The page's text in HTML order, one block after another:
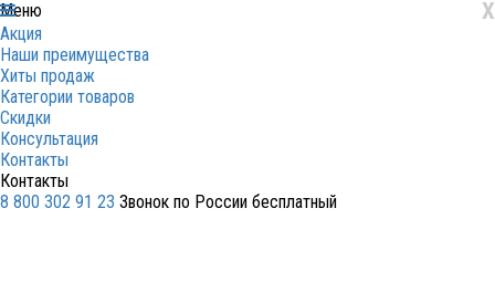
X
Меню
Акция
Наши преимущества
Хиты продаж
Категории товаров
Скидки
Консультация
Контакты
Контакты
8 800 302 91 23 Звонок по России бесплатный